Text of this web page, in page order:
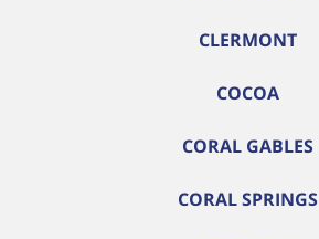
CLERMONT
COCOA
CORAL GABLES
CORAL SPRINGS